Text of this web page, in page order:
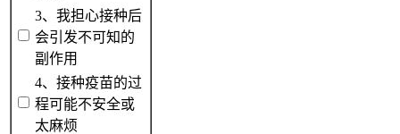
3、我担心接种后
会引发不可知的
副作用
4、接种疫苗的过
程可能不安全或
太麻烦